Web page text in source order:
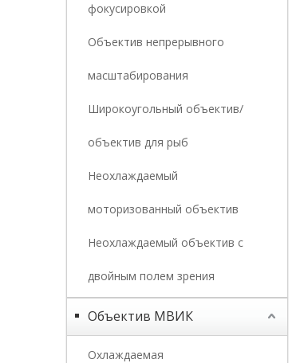
фокусировкой
Объектив непрерывного
масштабирования
Широкоугольный объектив/
объектив для рыб
Неохлаждаемый
моторизованный объектив
Неохлаждаемый объектив с
двойным полем зрения
Объектив МВИК
Охлаждаемая